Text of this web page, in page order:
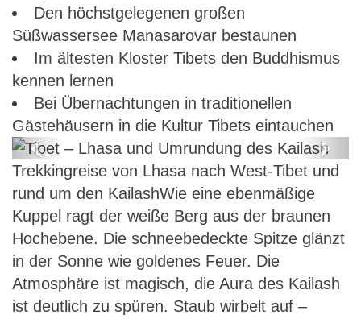
Den höchstgelegenen großen
Süßwassersee Manasarovar bestaunen
Im ältesten Kloster Tibets den Buddhismus
kennen lernen
Bei Übernachtungen in traditionellen
Gästehäusern in die Kultur Tibets eintauchen
Tibet – Lhasa und Umrundung des
Kailash
Previous
Next
Trekkingreise von Lhasa nach West-Tibet und
rund um den KailashWie eine ebenmäßige
Kuppel ragt der weiße Berg aus der braunen
Hochebene. Die schneebedeckte Spitze glänzt
in der Sonne wie goldenes Feuer. Die
Atmosphäre ist magisch, die Aura des Kailash
ist deutlich zu spüren. Staub wirbelt auf –